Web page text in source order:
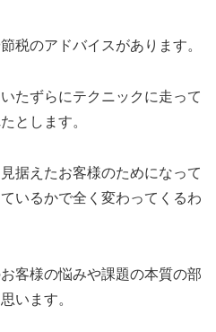
税のアドバイスがあります。
たずらにテクニックに走って
とします。
据えたお客様のためになって
いるかで全く変わってくるわ
客様の悩みや課題の本質の部
います。